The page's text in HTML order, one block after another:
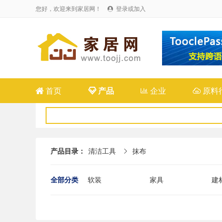
您好，欢迎来到家居网！  登录或加入
 首页 产品  企业 原料
产品目录： 清洁工具  抹布
全部分类 软装 家具 建